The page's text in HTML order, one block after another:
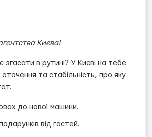
Києва!
в рутині? У Києві на тебе
та стабільність, про яку
до нової машини.
від гостей.